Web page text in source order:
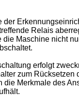
Relais
Maschine nicht
erfolgt
zum
Merkmale des